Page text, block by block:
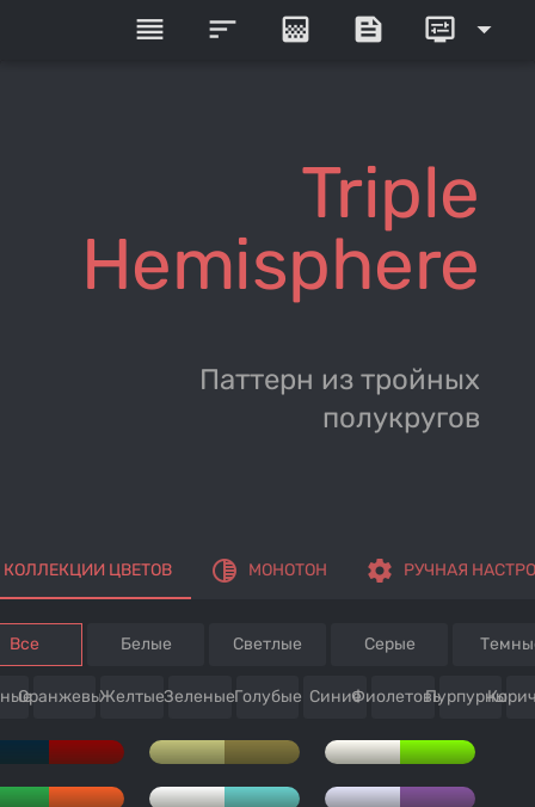
reorder sort gradient feed display_settings arrow_drop_down
Triple
Hemisphere
Паттерн из тройных
полукругов
КОЛЛЕКЦИИ ЦВЕТОВ tonality МОНОТОН settings РУЧНАЯ
Все Белые Светлые Серые
ОранжевыеЖелтыеЗеленыеГолубые СиниеФиолетовыеПурпурные